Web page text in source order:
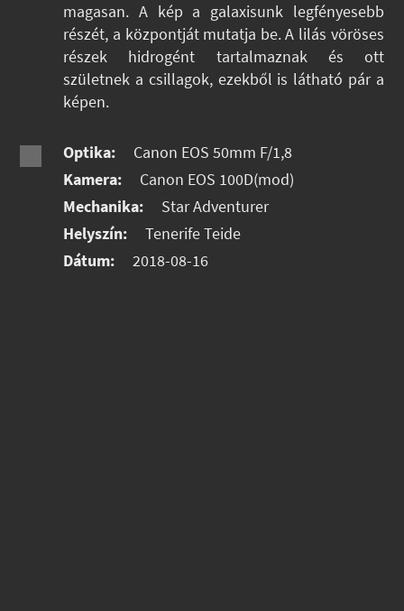
magasan. A kép a galaxisunk legfényesebb
részét, a központját mutatja be. A lilás vöröses
részek hidrogént tartalmaznak és ott
születnek a csillagok, ezekből is látható pár a
képen.
Optika:
Canon EOS 50mm F/1,8
Kamera:
Canon EOS 100D(mod)
Mechanika:
Star Adventurer
Helyszín:
Tenerife Teide
Dátum:
2018-08-16